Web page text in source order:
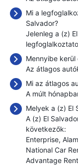
Mi a
Salvador?
Jelenleg a (z)
Mennyibe
Az átlagos
Mi az átlagos
A múlt
Melyek a (z) El
A (z) El
következők:
Enterprise
National Car
Advantage